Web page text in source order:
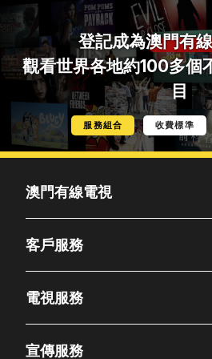
登記成為澳門有
觀看世界各地約100多個
目
服務組合 收費標準
澳門有線電視
客戶服務
電視服務
宣傳服務